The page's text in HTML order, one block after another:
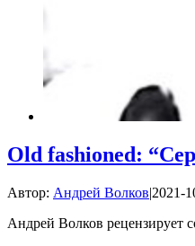
Old fashioned:
Автор: Андрей Волков|2021-
Андрей Волков рецензирует